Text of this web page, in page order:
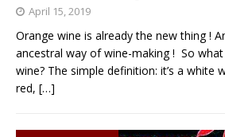
April 15, 2019
Orange wine is already the new thing !
ancestral way of wine-making ! So
wine? The simple definition: it’s a white
red, […]